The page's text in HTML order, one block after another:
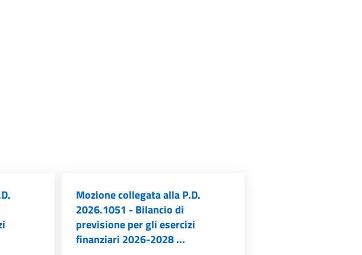
Mozione collegata alla P.D.
2026.1051 - Bilancio di
previsione per gli esercizi
finanziari 2026-2028 ...